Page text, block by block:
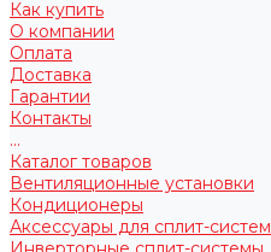
Как купить
О компании
Оплата
Доставка
Гарантии
Контакты
...
Каталог товаров
Вентиляционные установки
Кондиционеры
Аксессуары для сплит-систем